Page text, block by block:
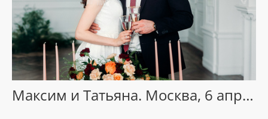
Максим и Татьяна. Москва, 6 апреля, 2019